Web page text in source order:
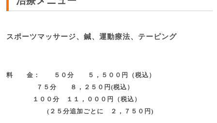
スポーツマッサージ、鍼、運動療法、テーピング
料 金： ５０分
５，５００円（税込）
７５分 ８，２５０円(税込）
１００分 １１，０００円（税込）
( ２５分追加ごとに ２，７５０ 円)